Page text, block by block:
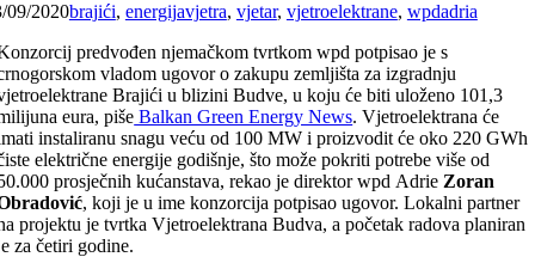
09/2020brajići, energijavjetra, vjetar, vjetroelektrane, wpdadria
predvođen njemačkom tvrtkom wpd potpisao je s
vladom ugovor o zakupu zemljišta za izgradnju
Brajići u blizini Budve, u koju će biti uloženo 101,3
eura, piše Balkan Green Energy News. Vjetroelektrana će
instaliranu snagu veću od 100 MW i proizvodit će oko 220 GWh
električne energije godišnje, što može pokriti potrebe više od
prosječnih kućanstava, rekao je direktor wpd Adrie Zoran
, koji je u ime konzorcija potpisao ugovor. Lokalni partner
projektu je tvrtka Vjetroelektrana Budva, a početak radova planiran
za četiri godine.